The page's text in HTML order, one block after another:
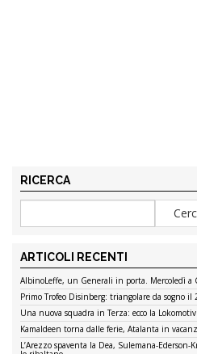
RICERCA
ARTICOLI RECENTI
AlbinoLeffe, un Generali in porta. Mercoledì a
Primo Trofeo Disinberg: triangolare da sogno il
Una nuova squadra in Terza: ecco la Lokomotiv
Kamaldeen torna dalle ferie, Atalanta in
L’Arezzo spaventa la Dea, Sulemana-Ederson-